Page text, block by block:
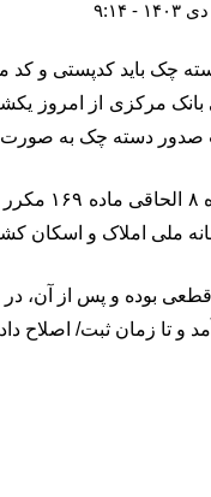
صدور دسته چک به
در
۱۴۰۳ بازدارندگی مقرره مزبور در سامانه
قطعی بوده و پس از
تا زمان ثبت‏‏‏/ اصلاح